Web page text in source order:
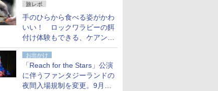
ボが実現
旅レポ
手のひらから食べる姿がかわ
いい！ ロックワラビーの餌
付け体験もできる、ケアンズ
でアサートン高原の日本語ガ
イド付きツアーに参加してみ
た
お出かけ
「Reach for the Stars」公演
に伴うファンタジーランドの
夜間入場規制を変更。9月か